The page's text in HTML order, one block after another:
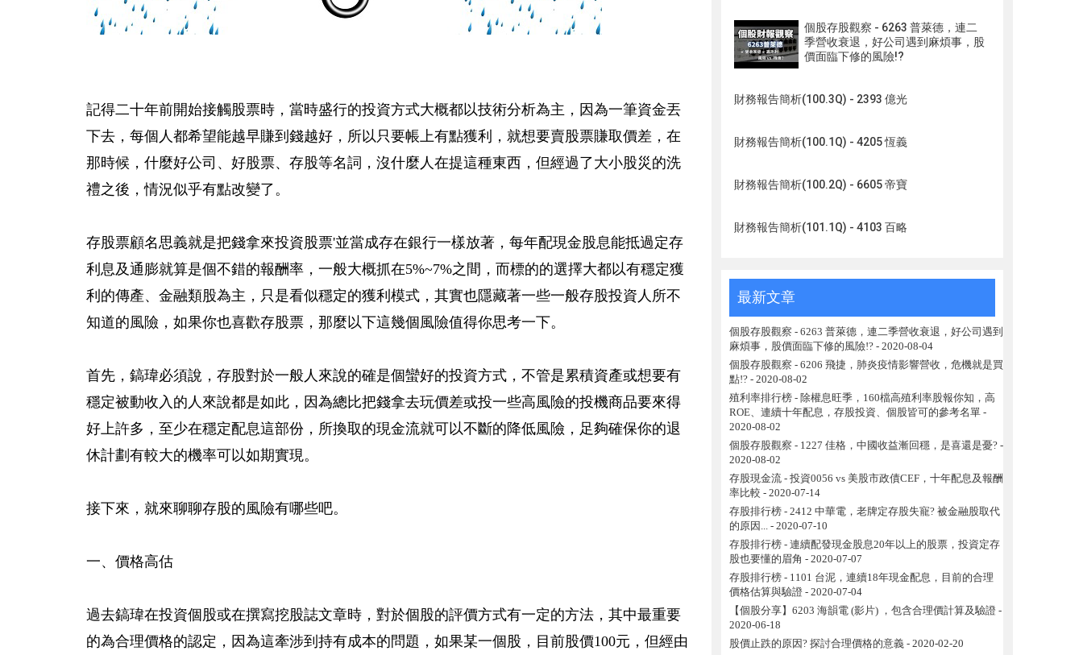
記得二十年前開始接觸股票時，當時盛行的投資方式大概都以技術分析為主，因為一筆資金丟
下去，每個人都希望能越早賺到錢越好，所以只要帳上有點獲利，就想要賣股票賺取價差，在
那時候，什麼好公司、好股票、存股等名詞，沒什麼人在提這種東西，但經過了大小股災的洗
禮之後，情況似乎有點改變了。
存股票顧名思義就是把錢拿來投資股票'並當成存在銀行一樣放著，每年配現金股息能抵過定存
利息及通膨就算是個不錯的報酬率，一般大概抓在5%~7%之間，而標的的選擇大都以有穩定獲
利的傳產、金融類股為主，只是看似穩定的獲利模式，其實也隱藏著一些一般存股投資人所不
知道的風險，如果你也喜歡存股票，那麼以下這幾個風險值得你思考一下。
首先，鎬瑋必須說，存股對於一般人來說的確是個蠻好的投資方式，不管是累積資產或想要有
穩定被動收入的人來說都是如此，因為總比把錢拿去玩價差或投一些高風險的投機商品要來得
好上許多，至少在穩定配息這部份，所換取的現金流就可以不斷的降低風險，足夠確保你的退
休計劃有較大的機率可以如期實現。
接下來，就來聊聊存股的風險有哪些吧。
一、價格高估
過去鎬瑋在投資個股或在撰寫挖股誌文章時，對於個股的評價方式有一定的方法，其中最重要
的為合理價格的認定，因為這牽涉到持有成本的問題，如果某一個股，目前股價100元，但經由
個股存股觀察 - 6263 普萊德，連二
季營收衰退，好公司遇到麻煩事，股
價面臨下修的風險!?
財務報告簡析(100.3Q) - 2393 億光
財務報告簡析(100.1Q) - 4205 恆義
財務報告簡析(100.2Q) - 6605 帝寶
財務報告簡析(101.1Q) - 4103 百略
最新文章
個股存股觀察 - 6263 普萊德，連二季營收衰退，好公司遇到
麻煩事，股價面臨下修的風險!?- 2020-08-04
個股存股觀察 - 6206 飛捷，肺炎疫情影響營收，危機就是買
點!? - 2020-08-02
殖利率排行榜 - 除權息旺季，160檔高殖利率股報你知，高
ROE、連續十年配息，存股投資、個股皆可的參考名單-
2020-08-02
個股存股觀察 - 1227 佳格，中國收益漸回穩，是喜還是憂?-
2020-08-02
存股現金流 - 投資0056 vs 美股市政債CEF，十年配息及報酬
率比較 - 2020-07-14
存股排行榜 - 2412 中華電，老牌定存股失寵? 被金融股取代
的原因...- 2020-07-10
存股排行榜 - 連續配發現金股息20年以上的股票，投資定存
股也要懂的眉角 - 2020-07-07
存股排行榜 - 1101 台泥，連續18年現金配息，目前的合理
價格估算與驗證- 2020-07-04
【個股分享】6203 海韻電 (影片) ，包含合理價計算及驗證-
2020-06-18
股價止跌的原因? 探討合理價格的意義- 2020-02-20